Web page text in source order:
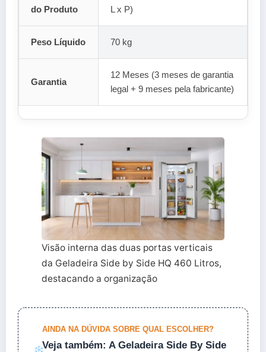
do Produto
L x P)
Peso Líquido 70 kg
Garantia
12 Meses (3 meses de garantia
legal + 9 meses pela fabricante)
Visão interna das duas portas verticais
da Geladeira Side by Side HQ 460 Litros,
destacando a organização
AINDA NA DÚVIDA SOBRE QUAL ESCOLHER?
Veja também: A Geladeira Side By Side